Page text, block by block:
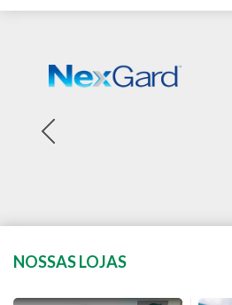
NOSSAS LOJAS